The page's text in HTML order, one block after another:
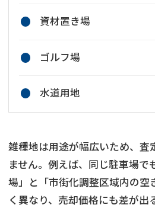
資材置き場
ゴルフ場
水道用地
雑種地は用途が幅広いため、査
ません。例えば、同じ駐車場で
場」と「市街化調整区域内の空
く異なり、売却価格にも差が出